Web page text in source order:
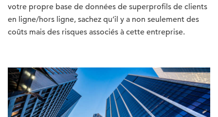
votre propre base de données de superprofils de clients
en ligne/hors ligne, sachez qu’il y a non seulement des
coûts mais des risques associés à cette entreprise.